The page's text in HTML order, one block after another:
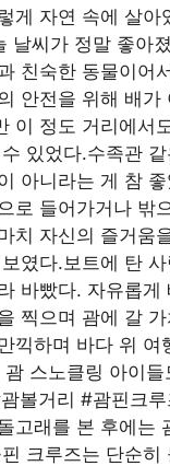
게 자연 속에 살아
날씨가 정말 좋아
친숙한 동물이어
안전을 위해 배가
이 정도 거리에서
있었다.수족관
아니라는 게 참
로 들어가거나 밖
치 자신의 즐거움
였다.보트에 탄
바빴다. 자유롭게
찍으며 괌에 갈
끽하며 바다 위 여
스노클링 아이들
볼거리 #괌핀크
고래를 본 후에는
크루즈는 단순히